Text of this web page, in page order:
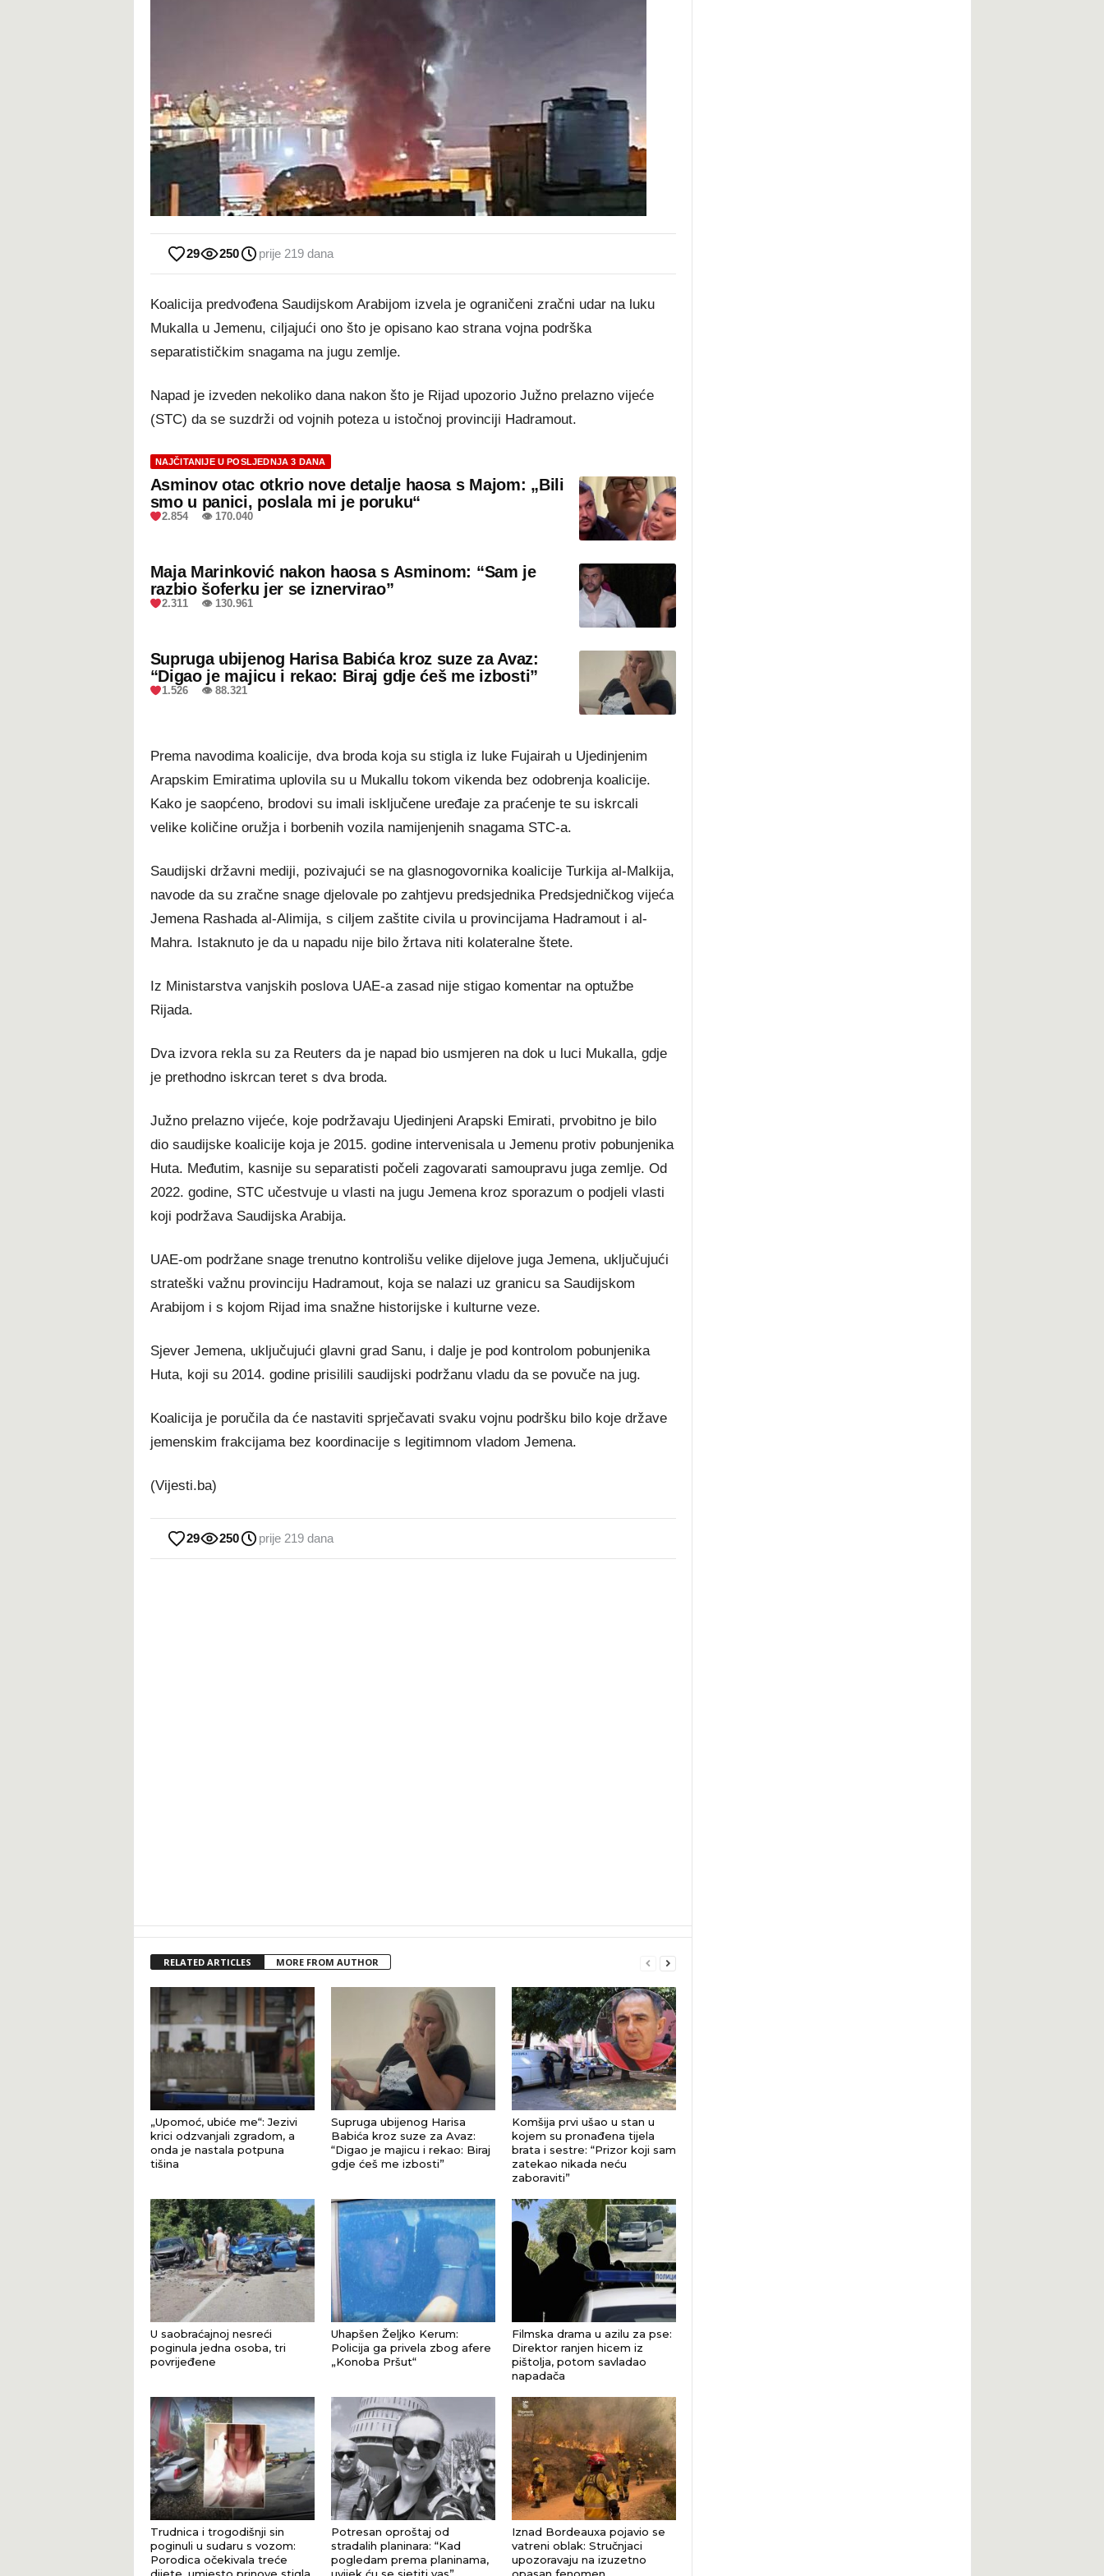
29 250 prije 219 dana
Koalicija predvođena Saudijskom Arabijom izvela je ograničeni zračni udar na luku
Mukalla u Jemenu, ciljajući ono što je opisano kao strana vojna podrška
separatističkim snagama na jugu zemlje.
Napad je izveden nekoliko dana nakon što je Rijad upozorio Južno prelazno vijeće
(STC) da se suzdrži od vojnih poteza u istočnoj provinciji Hadramout.
NAJČITANIJE U POSLJEDNJA 3 DANA
Asminov otac otkrio nove detalje haosa s Majom: „Bili
smo u panici, poslala mi je poruku“
2.854 👁 170.040
Maja Marinković nakon haosa s Asminom: “Sam je
razbio šoferku jer se iznervirao”
2.311 👁 130.961
Supruga ubijenog Harisa Babića kroz suze za Avaz:
“Digao je majicu i rekao: Biraj gdje ćeš me izbosti”
1.526 👁 88.321
Prema navodima koalicije, dva broda koja su stigla iz luke Fujairah u Ujedinjenim
Arapskim Emiratima uplovila su u Mukallu tokom vikenda bez odobrenja koalicije.
Kako je saopćeno, brodovi su imali isključene uređaje za praćenje te su iskrcali
velike količine oružja i borbenih vozila namijenjenih snagama STC-a.
Saudijski državni mediji, pozivajući se na glasnogovornika koalicije Turkija al-Malkija,
navode da su zračne snage djelovale po zahtjevu predsjednika Predsjedničkog vijeća
Jemena Rashada al-Alimija, s ciljem zaštite civila u provincijama Hadramout i al-
Mahra. Istaknuto je da u napadu nije bilo žrtava niti kolateralne štete.
Iz Ministarstva vanjskih poslova UAE-a zasad nije stigao komentar na optužbe
Rijada.
Dva izvora rekla su za Reuters da je napad bio usmjeren na dok u luci Mukalla, gdje
je prethodno iskrcan teret s dva broda.
Južno prelazno vijeće, koje podržavaju Ujedinjeni Arapski Emirati, prvobitno je bilo
dio saudijske koalicije koja je 2015. godine intervenisala u Jemenu protiv pobunjenika
Huta. Međutim, kasnije su separatisti počeli zagovarati samoupravu juga zemlje. Od
2022. godine, STC učestvuje u vlasti na jugu Jemena kroz sporazum o podjeli vlasti
koji podržava Saudijska Arabija.
UAE-om podržane snage trenutno kontrolišu velike dijelove juga Jemena, uključujući
strateški važnu provinciju Hadramout, koja se nalazi uz granicu sa Saudijskom
Arabijom i s kojom Rijad ima snažne historijske i kulturne veze.
Sjever Jemena, uključujući glavni grad Sanu, i dalje je pod kontrolom pobunjenika
Huta, koji su 2014. godine prisilili saudijski podržanu vladu da se povuče na jug.
Koalicija je poručila da će nastaviti sprječavati svaku vojnu podršku bilo koje države
jemenskim frakcijama bez koordinacije s legitimnom vladom Jemena.
(Vijesti.ba)
29 250 prije 219 dana
RELATED ARTICLES MORE FROM AUTHOR
„Upomoć, ubiće me“: Jezivi
krici odzvanjali zgradom, a
onda je nastala potpuna
tišina
Supruga ubijenog Harisa
Babića kroz suze za Avaz:
“Digao je majicu i rekao: Biraj
gdje ćeš me izbosti”
Komšija prvi ušao u stan u
kojem su pronađena tijela
brata i sestre: “Prizor koji sam
zatekao nikada neću
zaboraviti”
U saobraćajnoj nesreći
poginula jedna osoba, tri
povrijeđene
Uhapšen Željko Kerum:
Policija ga privela zbog afere
„Konoba Pršut“
Filmska drama u azilu za pse:
Direktor ranjen hicem iz
pištolja, potom savladao
napadača
Trudnica i trogodišnji sin
poginuli u sudaru s vozom:
Porodica očekivala treće
Potresan oproštaj od
stradalih planinara: “Kad
pogledam prema planinama,
Iznad Bordeauxa pojavio se
vatreni oblak: Stručnjaci
upozoravaju na izuzetno